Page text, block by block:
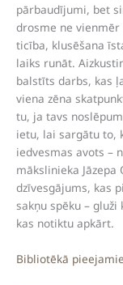
pārbaudījumi, bet
drosme ne
ticība, klusēšana
laiks runāt.
balstīts darbs, kas
viena zēna
tu, ja tavs
ietu, lai sargātu to,
iedvesmas avots –
mākslinieka Jāzepa
dzīvesgājums, kas
sakņu spēku –
kas notiktu apkārt.
Bibliotēkā